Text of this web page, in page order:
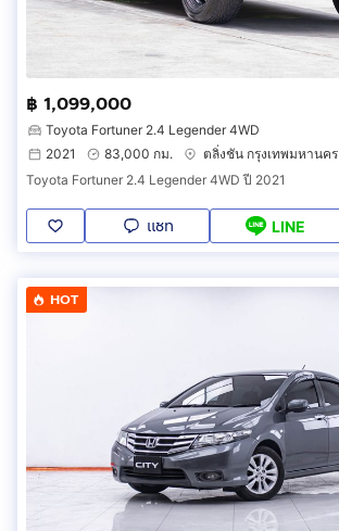
฿ 1,099,000
Toyota Fortuner 2.4 Legender 4WD
2021
83,000 กม.
ตลิ่งชัน กรุงเทพมหานคร
Toyota Fortuner 2.4 Legender 4WD ปี 2021
แชท LINE
HOT